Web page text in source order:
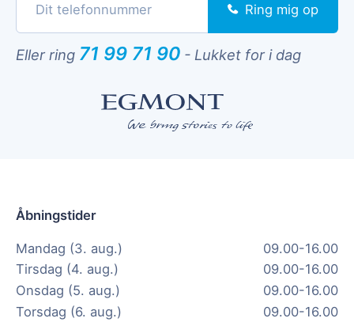
Ring mig op
Eller ring 71 99 71 90 - Lukket for i dag
Åbningstider
Mandag (3. aug.)
09.00-16.00
Tirsdag (4. aug.)
09.00-16.00
Onsdag (5. aug.)
09.00-16.00
Torsdag (6. aug.)
09.00-16.00